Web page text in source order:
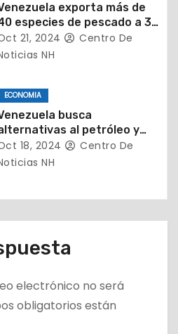
exporta más de
especies de pescado a 38
21, 2024
Centro De
NH
ECONOMIA
busca
al petróleo y
156 toneladas de
bola a Corea del Sur
18, 2024
Centro De
NH
electrónico no será
obligatorios están